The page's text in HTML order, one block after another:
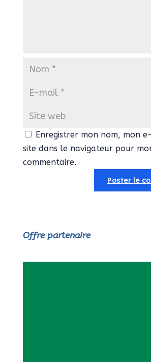
Enregistrer mon nom, mon
site dans le navigateur pour
commentaire.
Offre partenaire